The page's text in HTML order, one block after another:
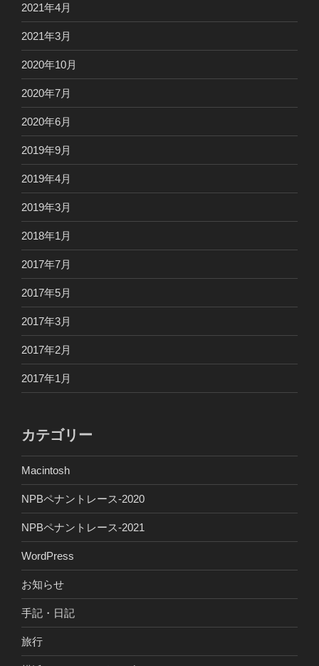
2021年4月
2021年3月
2020年10月
2020年7月
2020年6月
2019年9月
2019年4月
2019年3月
2018年1月
2017年7月
2017年5月
2017年3月
2017年2月
2017年1月
カテゴリー
Macintosh
NPBペナントレース-2020
NPBペナントレース-2021
WordPress
お知らせ
手記・日記
旅行